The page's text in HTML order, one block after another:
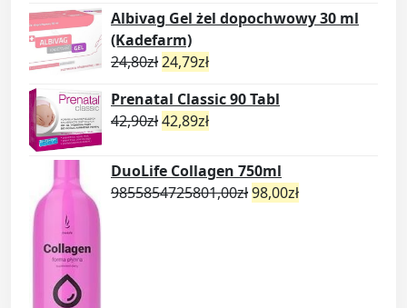
Albivag Gel żel dopochwowy 30 ml
(Kadefarm)
24,80zł24,79zł
Prenatal Classic 90 Tabl
42,90zł42,89zł
DuoLife Collagen 750ml
9855854725801,00zł98,00zł